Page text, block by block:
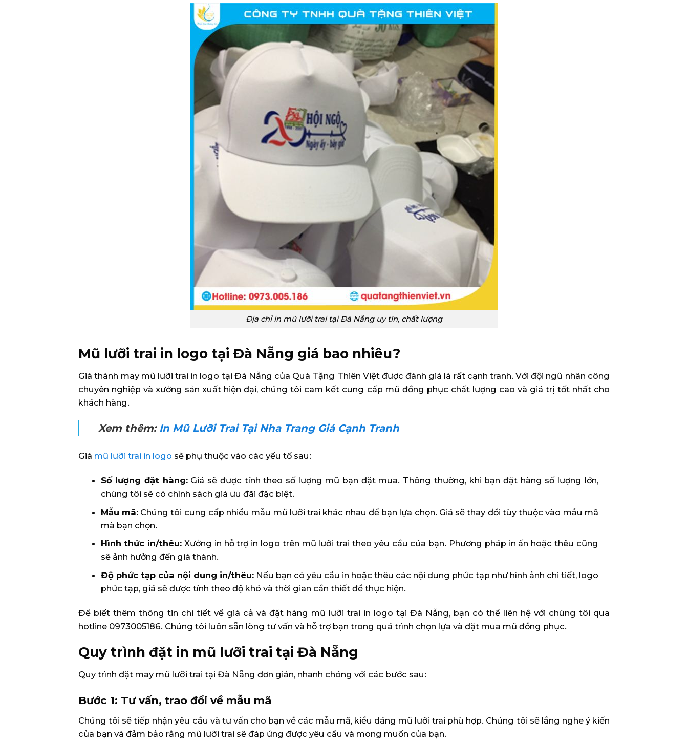
Địa chỉ in mũ lưỡi trai tại Đà Nẵng uy tín, chất lượng
Mũ lưỡi trai in logo tại Đà Nẵng giá bao nhiêu?
Giá thành may mũ lưỡi trai in logo tại Đà Nẵng của Quà Tặng Thiên Việt được đánh giá là rất cạnh tranh. Với đội ngũ nhân công
chuyên nghiệp và xưởng sản xuất hiện đại, chúng tôi cam kết cung cấp mũ đồng phục chất lượng cao và giá trị tốt nhất cho
khách hàng.
Xem thêm: In Mũ Lưỡi Trai Tại Nha Trang Giá Cạnh Tranh
Giá mũ lưỡi trai in logo sẽ phụ thuộc vào các yếu tố sau:
Số lượng đặt hàng:Giá sẽ được tính theo số lượng mũ bạn đặt mua. Thông thường, khi bạn đặt hàng số lượng lớn,
chúng tôi sẽ có chính sách giá ưu đãi đặc biệt.
Mẫu mã:Chúng tôi cung cấp nhiều mẫu mũ lưỡi trai khác nhau để bạn lựa chọn. Giá sẽ thay đổi tùy thuộc vào mẫu mã
mà bạn chọn.
Hình thức in/thêu: Xưởng in hỗ trợ in logo trên mũ lưỡi trai theo yêu cầu của bạn. Phương pháp in ấn hoặc thêu cũng
sẽ ảnh hưởng đến giá thành.
Độ phức tạp của nội dung in/thêu:Nếu bạn có yêu cầu in hoặc thêu các nội dung phức tạp như hình ảnh chi tiết, logo
phức tạp, giá sẽ được tính theo độ khó và thời gian cần thiết để thực hiện.
Để biết thêm thông tin chi tiết về giá cả và đặt hàng mũ lưỡi trai in logo tại Đà Nẵng, bạn có thể liên hệ với chúng tôi qua
hotline 0973005186. Chúng tôi luôn sẵn lòng tư vấn và hỗ trợ bạn trong quá trình chọn lựa và đặt mua mũ đồng phục.
Quy trình đặt in mũ lưỡi trai tại Đà Nẵng
Quy trình đặt may mũ lưỡi trai tại Đà Nẵng đơn giản, nhanh chóng với các bước sau:
Bước 1: Tư vấn, trao đổi về mẫu mã
Chúng tôi sẽ tiếp nhận yêu cầu và tư vấn cho bạn về các mẫu mã, kiểu dáng mũ lưỡi trai phù hợp. Chúng tôi sẽ lắng nghe ý kiến
của bạn và đảm bảo rằng mũ lưỡi trai sẽ đáp ứng được yêu cầu và mong muốn của bạn.